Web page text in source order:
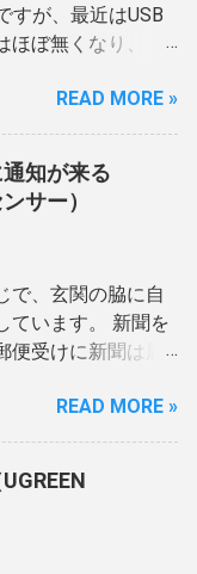
機を掴んだり、そ
遠していたので
っていたのです
したNECの Aterm
は非対応。 た
るルータは
機って… ちょっと
すが、自分は中継
してきました。
の W1200EX と言
るタイプ、その前
の子機なんです
低かったためか、
すが、最近はUSB
ぼ無くなり、
ますが、毎日寝る
り外して一日使
着しました。 もと
のは、家族が使
）のトラブルがき
んです。 最初は
」と思って買い替
ろ本体側のUSB
タがクラウドにバ
と、バッテリーが
まで完全にお手
LINEでやり取りを
READ MORE »
知が来る
サー）
で、玄関の脇に自
ています。 新聞を
受けに新聞は届
郵便受けに届くの
か入っていること
る必要のないも
届いたかどうか
READ MORE »